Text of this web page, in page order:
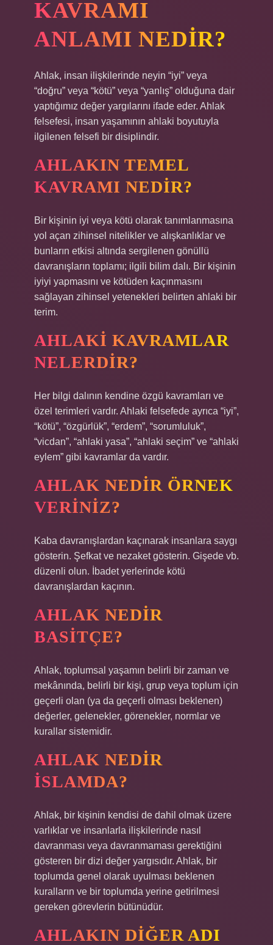
KAVRAMI
ANLAMI NEDIR?
Ahlak, insan ilişkilerinde neyin “iyi” veya
“doğru” veya “kötü” veya “yanlış” olduğuna dair
yaptığımız değer yargılarını ifade eder. Ahlak
felsefesi, insan yaşamının ahlaki boyutuyla
ilgilenen felsefi bir disiplindir.
AHLAKIN TEMEL
KAVRAMI NEDIR?
Bir kişinin iyi veya kötü olarak tanımlanmasına
yol açan zihinsel nitelikler ve alışkanlıklar ve
bunların etkisi altında sergilenen gönüllü
davranışların toplamı; ilgili bilim dalı. Bir kişinin
iyiyi yapmasını ve kötüden kaçınmasını
sağlayan zihinsel yetenekleri belirten ahlaki bir
terim.
AHLAKI KAVRAMLAR
NELERDIR?
Her bilgi dalının kendine özgü kavramları ve
özel terimleri vardır. Ahlaki felsefede ayrıca “iyi”,
“kötü”, “özgürlük”, “erdem”, “sorumluluk”,
“vicdan”, “ahlaki yasa”, “ahlaki seçim” ve “ahlaki
eylem” gibi kavramlar da vardır.
AHLAK NEDIR ÖRNEK
VERINIZ?
Kaba davranışlardan kaçınarak insanlara saygı
gösterin. Şefkat ve nezaket gösterin. Gişede vb.
düzenli olun. İbadet yerlerinde kötü
davranışlardan kaçının.
AHLAK NEDIR
BASITÇE?
Ahlak, toplumsal yaşamın belirli bir zaman ve
mekânında, belirli bir kişi, grup veya toplum için
geçerli olan (ya da geçerli olması beklenen)
değerler, gelenekler, görenekler, normlar ve
kurallar sistemidir.
AHLAK NEDIR
ISLAMDA?
Ahlak, bir kişinin kendisi de dahil olmak üzere
varlıklar ve insanlarla ilişkilerinde nasıl
davranması veya davranmaması gerektiğini
gösteren bir dizi değer yargısıdır. Ahlak, bir
toplumda genel olarak uyulması beklenen
kuralların ve bir toplumda yerine getirilmesi
gereken görevlerin bütünüdür.
AHLAKIN DIĞER ADI